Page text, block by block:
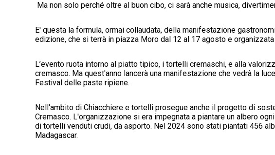
Ma non solo perché oltre al buon cibo, ci sarà anche musica,
E' questa la formula, ormai collaudata, della manifestazione
edizione, che si terrà in piazza Moro dal 12 al 17 agosto e organizzata
L’evento ruota intorno al piatto tipico, i tortelli cremaschi, e alla
cremasco. Ma quest'anno lancerà una manifestazione che vedrà la
Festival delle paste ripiene.
Nell'ambito di Chiacchiere e tortelli prosegue anche il progetto di
Cremasco. L'organizzazione si era impegnata a piantare un albero
di tortelli venduti crudi, da asporto. Nel 2024 sono stati piantati 456
Madagascar.